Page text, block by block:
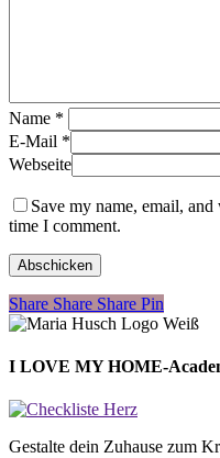
Name *
E-Mail *
Webseite
Save my name, email,
time I comment.
Share
Share Share Share Pin
I LOVE MY HOME-
Gestalte dein Zuhause zum